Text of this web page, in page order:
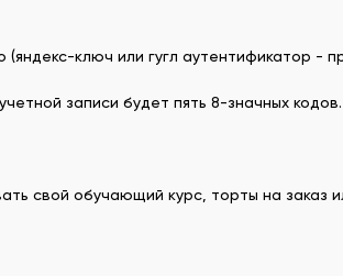
ключ или гугл аутентификатор -
записи будет пять 8-значных кодов.
свой обучающий курс, торты на заказ